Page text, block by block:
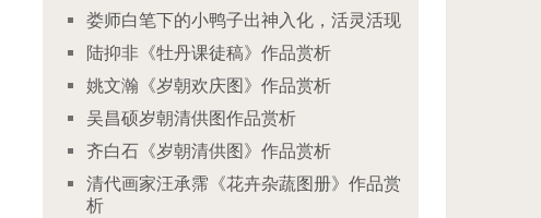
娄师白笔下的小鸭子出神入化，活灵活现
陆抑非《牡丹课徒稿》作品赏析
姚文瀚《岁朝欢庆图》作品赏析
吴昌硕岁朝清供图作品赏析
齐白石《岁朝清供图》作品赏析
清代画家汪承霈《花卉杂蔬图册》作品赏
析